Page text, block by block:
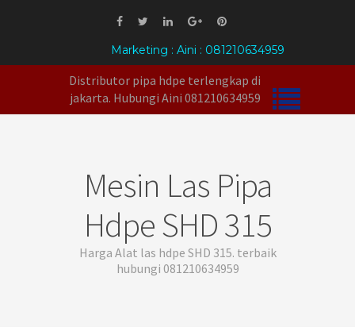
Marketing : Aini : 081210634959
Distributor pipa hdpe terlengkap di
jakarta. Hubungi Aini 081210634959
Mesin Las Pipa
Hdpe SHD 315
Harga Alat las hdpe SHD 315. terbaik
hubungi 081210634959